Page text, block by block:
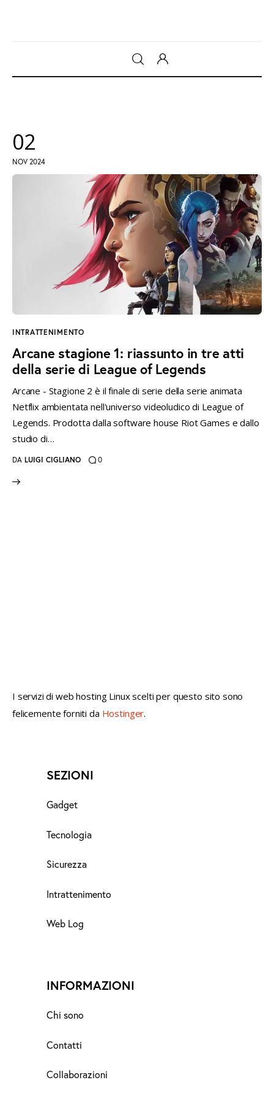
Intrattenimento
Web Log
instagramm
threadstwitter-
x
rss
02
NOV 2024
INTRATTENIMENTO
Arcane stagione 1: riassunto in tre atti
della serie di League of Legends
Arcane - Stagione 2 è il finale di serie della serie animata
Netflix ambientata nell'universo videoludico di League of
Legends. Prodotta dalla software house Riot Games e dallo
studio di…
DA LUIGI CIGLIANO 0
I servizi di web hosting Linux scelti per questo sito sono
felicemente forniti da Hostinger.
SEZIONI
Gadget
Tecnologia
Sicurezza
Intrattenimento
Web Log
INFORMAZIONI
Chi sono
Contatti
Collaborazioni